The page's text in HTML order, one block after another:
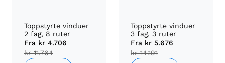
Toppstyrte vinduer
2 fag, 8 ruter
Fra kr 4.706
kr 11.764
Toppstyrte vinduer
3 fag, 3 ruter
Fra kr 5.676
kr 14.191